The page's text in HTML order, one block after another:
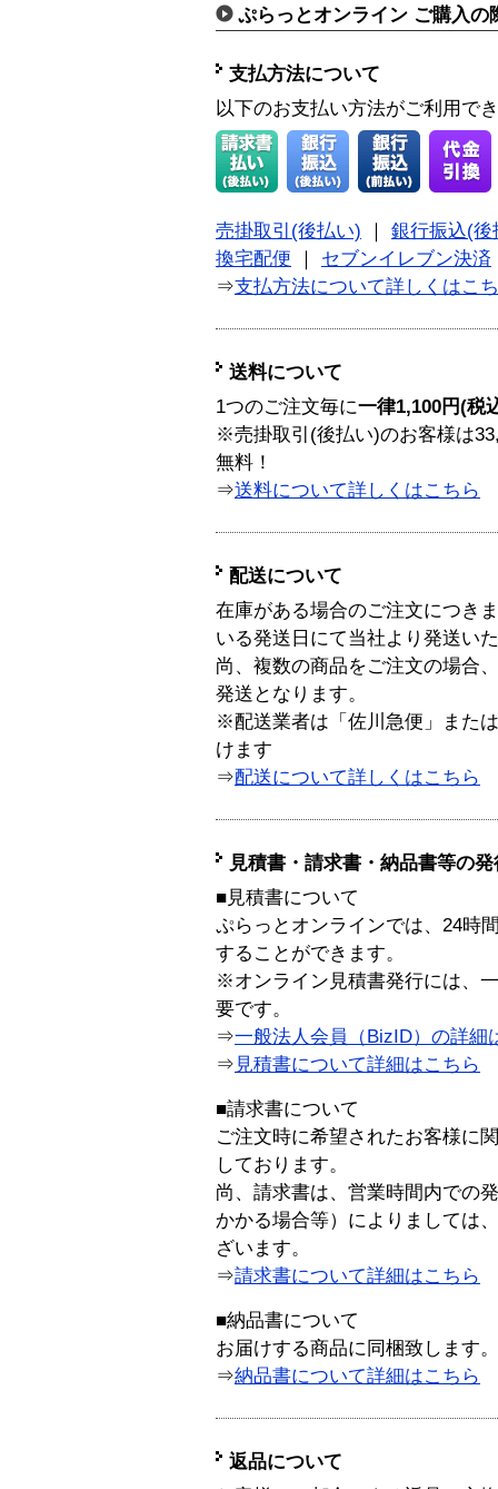
ぷらっとオンライン ご購入の
支払方法について
以下のお支払い方法がご利用で
売掛取引(後払い)
銀行振込(後
換宅配便
セブンイレブン決済
⇒支払方法について詳しくはこ
送料について
1つのご注文毎に一律1,100円(税
※売掛取引(後払い)のお客様は
無料！
⇒送料について詳しくはこちら
配送について
在庫がある場合のご注文につき
いる発送日にて当社より発送い
尚、複数の商品をご注文の場合
発送となります。
※配送業者は「佐川急便」また
けます
⇒配送について詳しくはこちら
見積書・請求書・納品書等の
■見積書について
ぷらっとオンラインでは、24時
することができます。
※オンライン見積書発行には、
要です。
⇒一般法人会員（BizID）の詳細
⇒ 見積書について詳細はこちら
■請求書について
ご注文時に希望されたお客様に
しております。
尚、請求書は、営業時間内での
かかる場合等）によりましては
ざいます。
⇒請求書について詳細はこちら
■納品書について
お届けする商品に同梱致します。
⇒納品書について詳細はこちら
返品について